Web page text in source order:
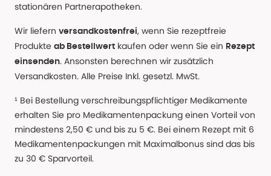
stationären Partnerapotheken.
Wir liefern versandkostenfrei, wenn Sie rezeptfreie
Produkte ab Bestellwert kaufen oder wenn Sie ein Rezept
einsenden. Ansonsten berechnen wir zusätzlich
Versandkosten. Alle Preise Inkl. gesetzl. MwSt.
¹ Bei Bestellung verschreibungspflichtiger Medikamente
erhalten Sie pro Medikamentenpackung einen Vorteil von
mindestens 2,50 € und bis zu 5 €. Bei einem Rezept mit 6
Medikamentenpackungen mit Maximalbonus sind das bis
zu 30 € Sparvorteil.